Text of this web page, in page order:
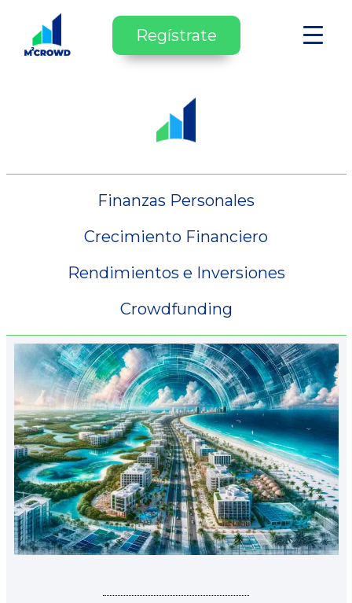
Regístrate
Finanzas Personales
Crecimiento Financiero
Rendimientos e Inversiones
Crowdfunding